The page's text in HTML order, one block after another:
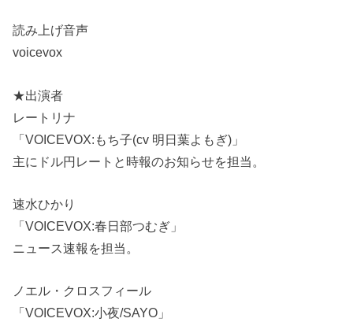
読み上げ音声
voicevox
★出演者
レートリナ
「VOICEVOX:もち子(cv 明日葉よもぎ)」
主にドル円レートと時報のお知らせを担当。
速水ひかり
「VOICEVOX:春日部つむぎ」
ニュース速報を担当。
ノエル・クロスフィール
「VOICEVOX:小夜/SAYO」